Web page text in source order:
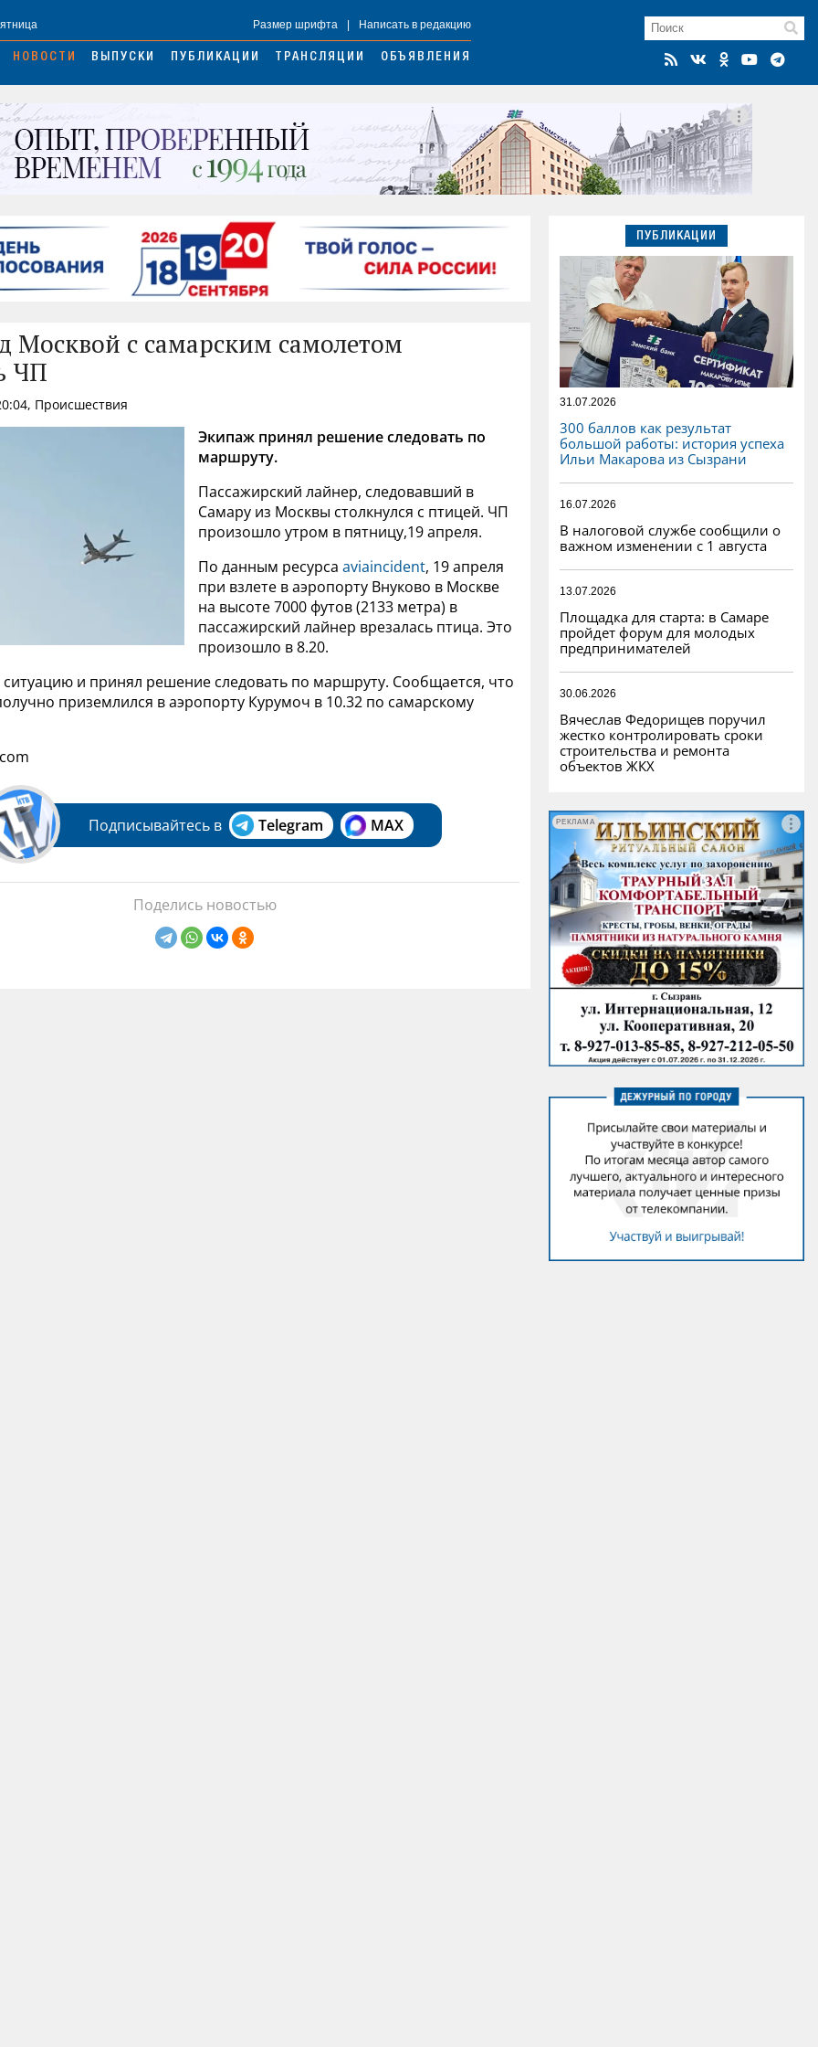
Размер шрифта Написать в редакцию
НОВОСТИ ВЫПУСКИ ПУБЛИКАЦИИ ТРАНСЛЯЦИИ ОБЪЯВЛЕНИЯ
Москвой с самарским самолетом
ЧП
Происшествия
Экипаж принял решение следовать по
маршруту.
Пассажирский лайнер, следовавший в
Самару из Москвы столкнулся с птицей. ЧП
произошло утром в пятницу,19 апреля.
По данным ресурса aviaincident, 19 апреля
при взлете в аэропорту Внуково в Москве
на высоте 7000 футов (2133 метра) в
пассажирский лайнер врезалась птица. Это
произошло в 8.20.
и принял решение следовать по маршруту. Сообщается, что
приземлился в аэропорту Курумоч в 10.32 по самарскому
Подписывайтесь в Telegram MAX
Поделись новостью
ПУБЛИКАЦИИ
31.07.2026
300 баллов как результат
большой работы: история успеха
Ильи Макарова из Сызрани
16.07.2026
В налоговой службе сообщили о
важном изменении с 1 августа
13.07.2026
Площадка для старта: в Самаре
пройдет форум для молодых
предпринимателей
30.06.2026
Вячеслав Федорищев поручил
жестко контролировать сроки
строительства и ремонта
объектов ЖКХ
РЕКЛАМА